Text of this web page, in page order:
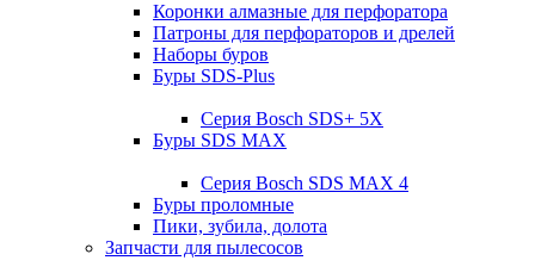
Коронки алмазные для перфоратора
Патроны для перфораторов и дрелей
Наборы буров
Буры SDS-Plus
Серия Bosch SDS+ 5X
Буры SDS MAX
Серия Bosch SDS MAX 4
Буры проломные
Пики, зубила, долота
Запчасти для пылесосов